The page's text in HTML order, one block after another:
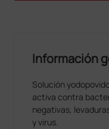
Información
Solución
activa contra
negativas,
y virus.